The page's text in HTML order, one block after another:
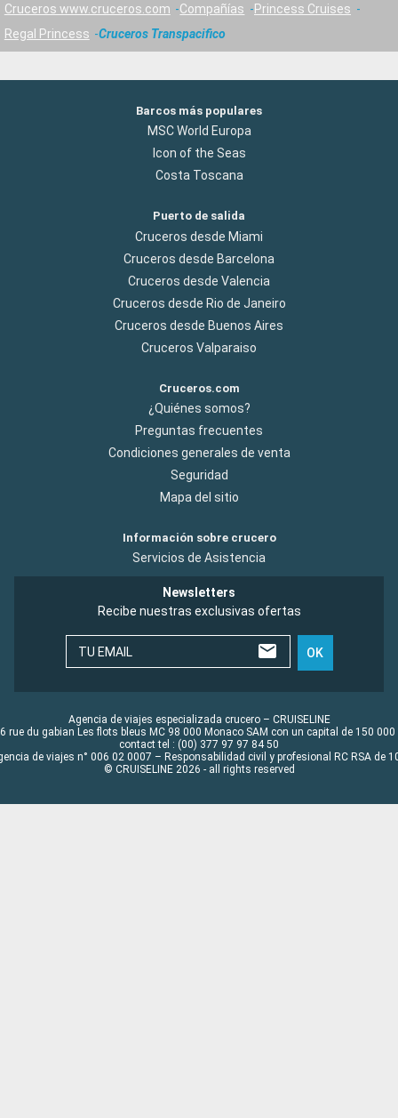
Cruceros www.cruceros.com Compañías
Princess Cruises
Regal Princess
Cruceros Transpacifico
Barcos más populares
MSC World Europa
Icon of the Seas
Costa Toscana
Puerto de salida
Cruceros desde Miami
Cruceros desde Barcelona
Cruceros desde Valencia
Cruceros desde Rio de Janeiro
Cruceros desde Buenos Aires
Cruceros Valparaiso
Cruceros.com
¿Quiénes somos?
Preguntas frecuentes
Condiciones generales de venta
Seguridad
Mapa del sitio
Información sobre crucero
Servicios de Asistencia
Newsletters
Recibe nuestras exclusivas ofertas
TU EMAIL OK
Agencia de viajes especializada crucero – CRUISELINE
rue du gabian Les flots bleus MC 98 000 Monaco SAM con un capital de 150 000
contact tel : (00) 377 97 97 84 50
de viajes n° 006 02 0007 – Responsabilidad civil y profesional RC RSA de
© CRUISELINE 2026 - all rights reserved